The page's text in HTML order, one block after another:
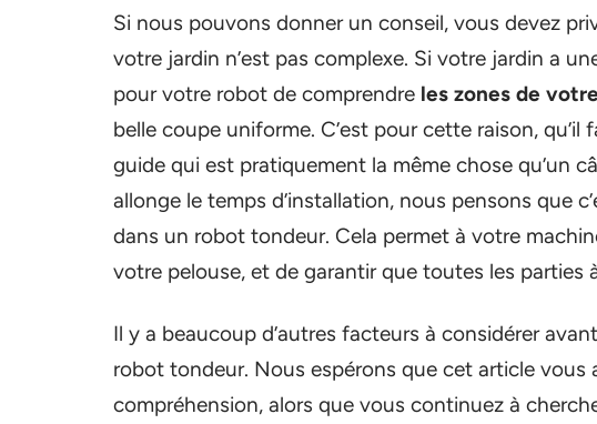
Si nous pouvons donner un conseil, vous devez
votre jardin n’est pas complexe. Si votre jardin a
pour votre robot de comprendre les zones de
belle coupe uniforme. C’est pour cette raison, qu’il
guide qui est pratiquement la même chose qu’un
allonge le temps d’installation, nous pensons que
dans un robot tondeur. Cela permet à votre
votre pelouse, et de garantir que toutes les parties
Il y a beaucoup d’autres facteurs à considérer
robot tondeur. Nous espérons que cet article vous
compréhension, alors que vous continuez à